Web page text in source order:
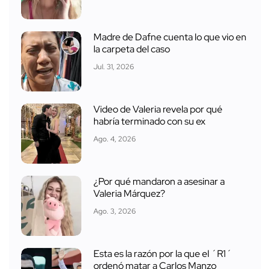
Madre de Dafne cuenta lo que vio en
la carpeta del caso
Jul. 31, 2026
Video de Valeria revela por qué
habría terminado con su ex
Ago. 4, 2026
¿Por qué mandaron a asesinar a
Valeria Márquez?
Ago. 3, 2026
Esta es la razón por la que el ´R1´
ordenó matar a Carlos Manzo